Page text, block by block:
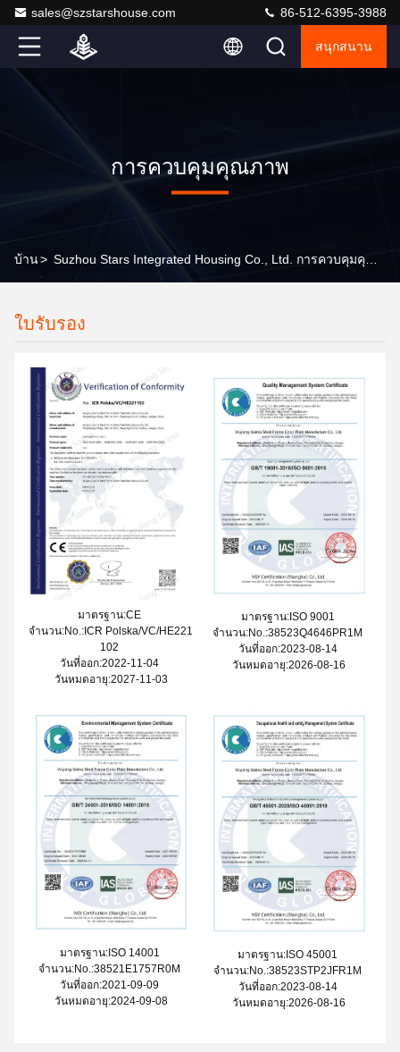
sales@szstarshouse.com 86-512-6395-3988
สนุกสนาน
การควบคุมคุณภาพ
บ้าน>
ใบรับรอง
มาตรฐาน:CE
จํานวน:No.:ICR Polska/VC/HE221
102
วันที่ออก:2022-11-04
วันหมดอายุ:2027-11-03
มาตรฐาน:ISO 9001
จํานวน:No.:38523Q4646PR1M
วันที่ออก:2023-08-14
วันหมดอายุ:2026-08-16
มาตรฐาน:ISO 14001
จํานวน:No.:38521E1757R0M
วันที่ออก:2021-09-09
วันหมดอายุ:2024-09-08
มาตรฐาน:ISO 45001
จํานวน:No.:38523STP2JFR1M
วันที่ออก:2023-08-14
วันหมดอายุ:2026-08-16